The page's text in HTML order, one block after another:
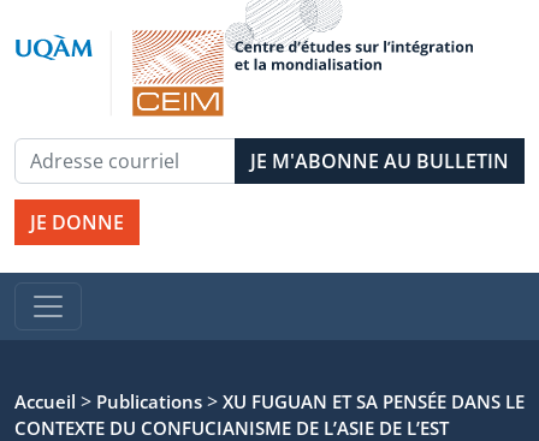
JE DONNE
Accueil > Publications > XU FUGUAN ET SA PENSÉE DANS LE
CONTEXTE DU CONFUCIANISME DE L’ASIE DE L’EST